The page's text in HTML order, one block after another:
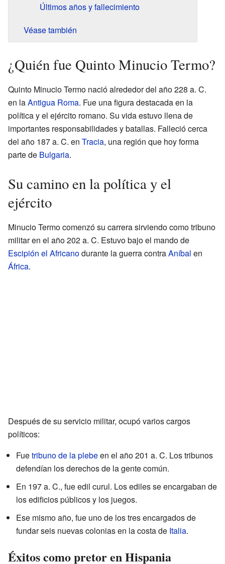
Últimos años y fallecimiento
Véase también
¿Quién fue Quinto Minucio Termo?
Quinto Minucio Termo nació alrededor del año 228 a. C.
en laAntigua Roma. Fue una figura destacada en la
política y el ejército romano. Su vida estuvo llena de
importantes responsabilidades y batallas. Falleció cerca
del año 187 a. C. en Tracia, una región que hoy forma
parte de Bulgaria.
Su camino en la política y el
ejército
Minucio Termo comenzó su carrera sirviendo como tribuno
militar en el año 202 a. C. Estuvo bajo el mando de
Escipión el Africanodurante la guerra contraAníbal en
África.
Después de su servicio militar, ocupó varios cargos
políticos:
Fuetribuno de la plebeen el año 201 a. C. Los tribunos
defendían los derechos de la gente común.
En 197 a. C., fue edil curul. Los ediles se encargaban de
los edificios públicos y los juegos.
Ese mismo año, fue uno de los tres encargados de
fundar seis nuevas colonias en la costa de Italia.
Éxitos como pretor en Hispania